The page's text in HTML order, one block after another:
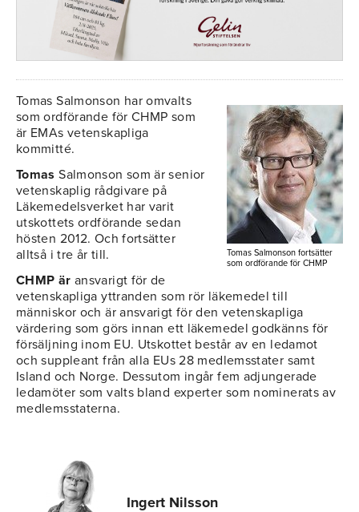
Tomas Salmonson fortsätter
som ordförande för CHMP
Tomas Salmonson har omvalts
som ordförande för CHMP som
är EMAs vetenskapliga
kommitté.
TomasSalmonson som är senior
vetenskaplig rådgivare på
Läkemedelsverket har varit
utskottets ordförande sedan
hösten 2012. Och fortsätter
alltså i tre år till.
CHMP är ansvarigt för de
vetenskapliga yttranden som rör läkemedel till
människor och är ansvarigt för den vetenskapliga
värdering som görs innan ett läkemedel godkänns för
försäljning inom EU. Utskottet består av en ledamot
och suppleant från alla EUs 28 medlemsstater samt
Island och Norge. Dessutom ingår fem adjungerade
ledamöter som valts bland experter som nominerats av
medlemsstaterna.
Ingert Nilsson